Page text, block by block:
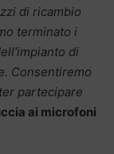
di ricambio
terminato i
di
Consentiremo
partecipare
ai microfoni